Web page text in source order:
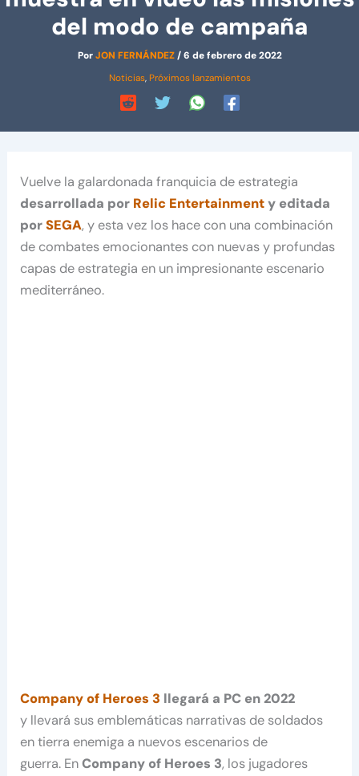
del modo de campaña
PorJON FERNÁNDEZ/6 de febrero de 2022
Noticias, Próximos lanzamientos
Vuelve la galardonada franquicia de estrategia
desarrollada por Relic Entertainmenty editada
porSEGA, y esta vez los hace con una combinación
de combates emocionantes con nuevas y profundas
capas de estrategia en un impresionante escenario
mediterráneo.
Company of Heroes 3 llegará a PC en 2022
y llevará sus emblemáticas narrativas de soldados
en tierra enemiga a nuevos escenarios de
guerra. EnCompany of Heroes 3, los jugadores